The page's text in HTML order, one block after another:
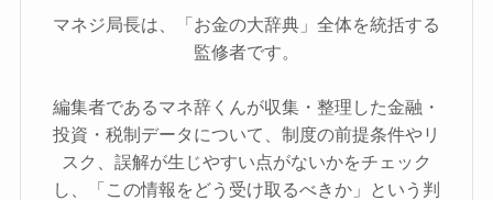
マネジ局長は、「お金の大辞典」全体を統括する
監修者です。
編集者であるマネ辞くんが収集・整理した金融・
投資・税制データについて、制度の前提条件やリ
スク、誤解が生じやすい点がないかをチェック
し、「この情報をどう受け取るべきか」という判